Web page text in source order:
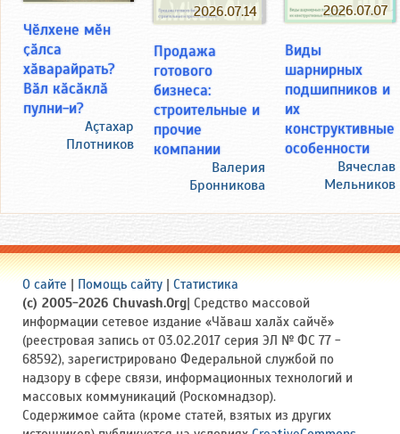
Чӗлхене мӗн
ҫӑлса
хӑварайрать?
Вӑл кӑсӑклӑ
пулни-и?
Аçтахар
Плотников
2026.07.14
Продажа
готового
бизнеса:
строительные и
прочие
компании
Валерия
Бронникова
2026.07.07
Виды
шарнирных
подшипников и
их
конструктивные
особенности
Вячеслав
Мельников
О сайте | Помощь сайту | Статистика
(c) 2005-2026 Chuvash.Org| Средство массовой
информации сетевое издание «Чӑваш халӑх сайчӗ»
(реестровая запись от 03.02.2017 серия ЭЛ № ФС 77 -
68592), зарегистрировано Федеральной службой по
надзору в сфере связи, информационных технологий и
массовых коммуникаций (Роскомнадзор).
Содержимое сайта (кроме статей, взятых из других